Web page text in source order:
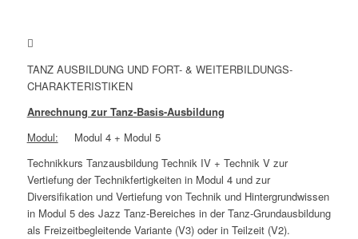
TANZ AUSBILDUNG UND FORT- & WEITERBILDUNGS-
CHARAKTERISTIKEN
Anrechnung zur Tanz-Basis-Ausbildung
Modul: Modul 4 + Modul 5
Technikkurs Tanzausbildung Technik IV + Technik V zur
Vertiefung der Technikfertigkeiten in Modul 4 und zur
Diversifikation und Vertiefung von Technik und Hintergrundwissen
in Modul 5 des Jazz Tanz-Bereiches in der Tanz-Grundausbildung
als Freizeitbegleitende Variante (V3) oder in Teilzeit (V2).